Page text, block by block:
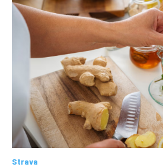
Strava